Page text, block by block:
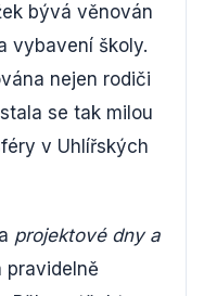
bývá věnován
vybavení školy.
nejen rodiči
se tak milou
v Uhlířských
projektové dny a
pravidelně